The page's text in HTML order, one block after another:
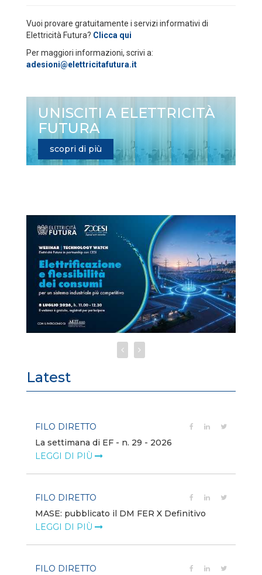
Vuoi provare gratuitamente i servizi informativi di
Elettricità Futura? Clicca qui
Per maggiori informazioni, scrivi a:
adesioni@elettricitafutura.it
UNISCITI A ELETTRICITÀ
FUTURA
scopri di più
Latest
FILO DIRETTO
La settimana di EF - n. 29 - 2026
LEGGI DI PIÙ
FILO DIRETTO
MASE: pubblicato il DM FER X Definitivo
LEGGI DI PIÙ
FILO DIRETTO